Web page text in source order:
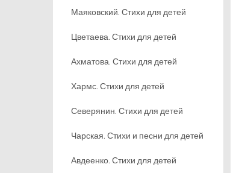
Маяковский. Стихи для детей
Цветаева. Стихи для детей
Ахматова. Стихи для детей
Хармс. Стихи для детей
Северянин. Стихи для детей
Чарская. Стихи и песни для детей
Авдеенко. Стихи для детей